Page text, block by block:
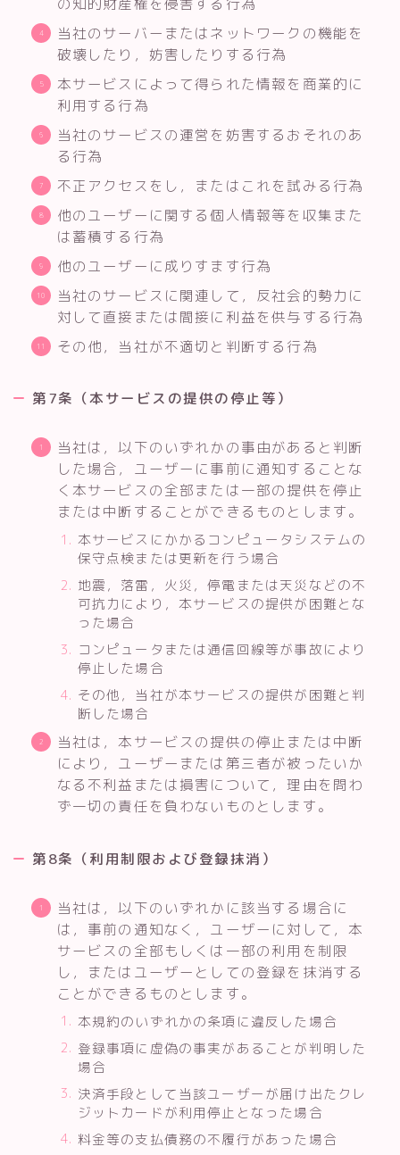
当社のサーバーまたはネットワークの機能を
破壊したり，妨害したりする行為
本サービスによって得られた情報を商業的に
利用する行為
当社のサービスの運営を妨害するおそれのあ
る行為
不正アクセスをし，またはこれを試みる行為
他のユーザーに関する個人情報等を収集また
は蓄積する行為
他のユーザーに成りすます行為
当社のサービスに関連して，反社会的勢力に
対して直接または間接に利益を供与する行為
その他，当社が不適切と判断する行為
第7条（本サービスの提供の停止等）
当社は，以下のいずれかの事由があると判断
した場合，ユーザーに事前に通知することな
く本サービスの全部または一部の提供を停止
または中断することができるものとします。
本サービスにかかるコンピュータシステムの
保守点検または更新を行う場合
地震，落雷，火災，停電または天災などの不
可抗力により，本サービスの提供が困難とな
った場合
コンピュータまたは通信回線等が事故により
停止した場合
その他，当社が本サービスの提供が困難と判
断した場合
当社は，本サービスの提供の停止または中断
により，ユーザーまたは第三者が被ったいか
なる不利益または損害について，理由を問わ
ず一切の責任を負わないものとします。
第8条（利用制限および登録抹消）
当社は，以下のいずれかに該当する場合に
は，事前の通知なく，ユーザーに対して，本
サービスの全部もしくは一部の利用を制限
し，またはユーザーとしての登録を抹消する
ことができるものとします。
本規約のいずれかの条項に違反した場合
登録事項に虚偽の事実があることが判明した
場合
決済手段として当該ユーザーが届け出たクレ
ジットカードが利用停止となった場合
料金等の支払債務の不履行があった場合